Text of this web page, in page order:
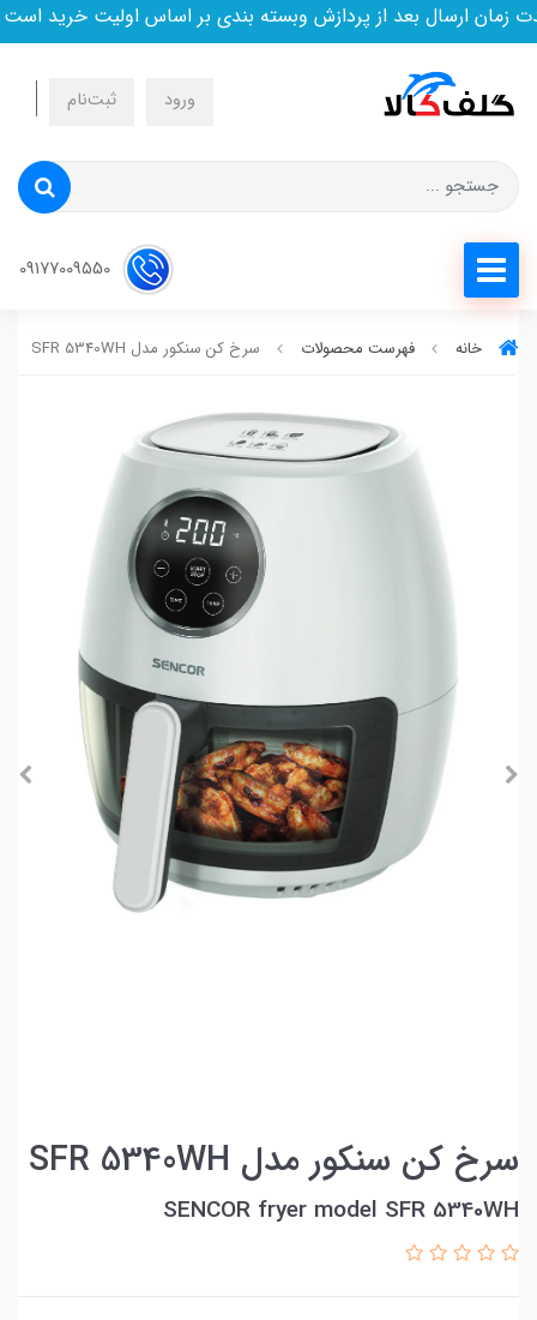
ارسال بعد از پردازش وبسته بندی بر اساس اولیت خرید است
ورود ثبت‌نام
خانه فهرست محصولات سرخ کن سنکور مدل SFR 5340WH
سرخ کن سنکور مدل SFR 5340WH
SENCOR fryer model SFR 5340WH